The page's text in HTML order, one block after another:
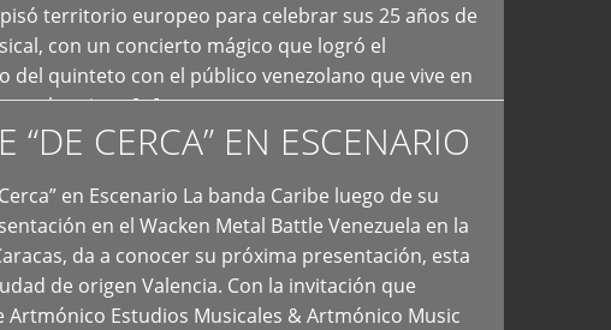
territorio europeo para celebrar sus 25 años de
con un concierto mágico que logró el
del quinteto con el público venezolano que vive en
que los sigue […]
“DE CERCA” EN ESCENARIO
en Escenario La banda Caribe luego de su
en el Wacken Metal Battle Venezuela en la
da a conocer su próxima presentación, esta
de origen Valencia. Con la invitación que
Artmónico Estudios Musicales & Artmónico Music